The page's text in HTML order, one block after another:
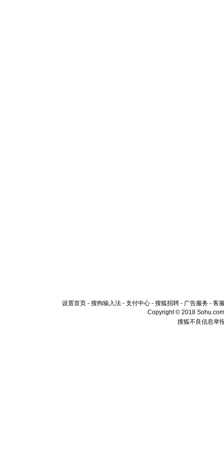
设置首页 - 搜狗输入法 - 支付中心 - 搜狐招聘 - 广告服务 - 客
Copyright © 2018
搜狐不良信息举